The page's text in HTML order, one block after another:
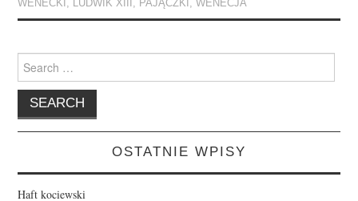
WENECKI , LUDWIK XIII , PAJĄCZKI ,WENECJA
Search
for:
OSTATNIE WPISY
Haft kociewski